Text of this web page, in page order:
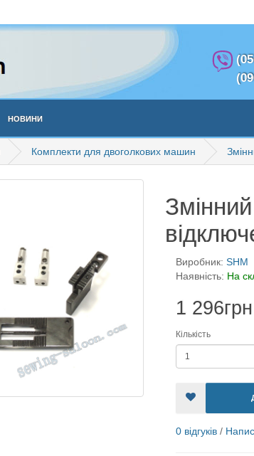
Новини
Комплекти для двоголкових машин
Виробник: SHM
Наявність: На
1
Кількість
0 відгуків /